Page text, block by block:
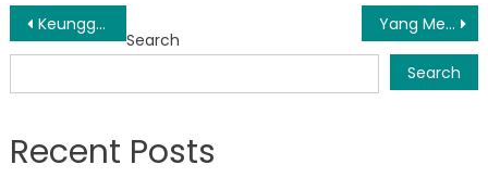
Post
navigation
Keunggulan Balik Nama Kendaraan di Serpong: Mengapa Anda Harus Mempertimbangkan Pemindahan Kepemilikan Yang Menjadikan Mutasi di Serpong Lingkungan Ideal untuk Keluarga
Search
Search
Recent Posts